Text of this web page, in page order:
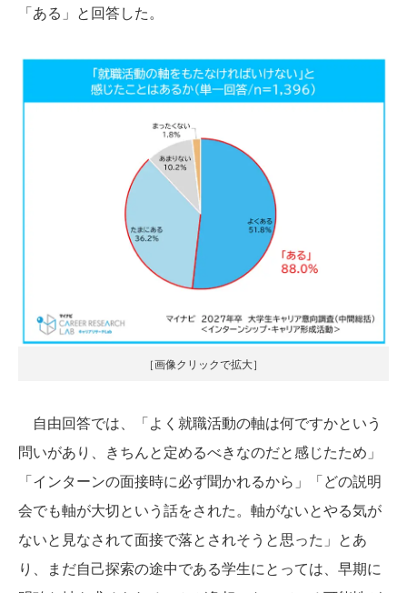
「ある」と回答した。
［画像クリックで拡大］
自由回答では、「よく就職活動の軸は何ですかという
問いがあり、きちんと定めるべきなのだと感じたため」
「インターンの面接時に必ず聞かれるから」「どの説明
会でも軸が大切という話をされた。軸がないとやる気が
ないと見なされて面接で落とされそうと思った」とあ
り、まだ自己探索の途中である学生にとっては、早期に